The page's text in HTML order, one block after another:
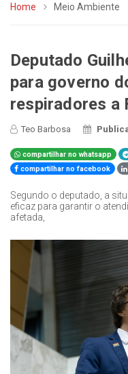
Home Meio Ambiente
Deputado
para governo
respiradores a
Teo Barbosa
compartilhar no whatsapp
compartilhar no facebook
Segundo o deputado, a
eficaz para garantir o
afetada,